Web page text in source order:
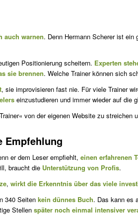
auch warnen. Denn Hermann Scherer ist ein
Positionierung scheitern. Experten
sie brennen. Welche Trainer können sich
, sie improvisieren fast nie. Für viele Trainer
einzustudieren und immer wieder auf die
von der eigenen Website zu streichen
Empfehlung
er dem Leser empfiehlt, einen erfahrenen
braucht die Unterstützung von Profis.
, wirkt die Erkenntnis über das viele
340 Seiten kein dünnes Buch. Das kann es
Stellen später noch einmal intensiver